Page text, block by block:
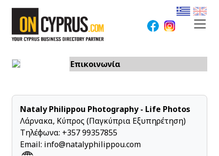
Επικοινωνία
Nataly Philippou Photography - Life Photos
Λάρνακα, Κύπρος (Παγκύπρια Εξυπηρέτηση)
Τηλέφωνα: +357 99357855
Email: info@natalyphilippou.com